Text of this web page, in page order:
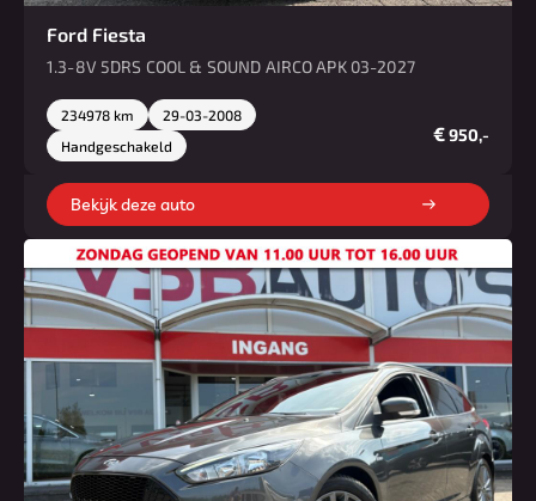
Ford Fiesta
1.3-8V 5DRS COOL & SOUND AIRCO APK 03-2027
234978 km
29-03-2008
Handgeschakeld
€950,-
Bekijk deze auto